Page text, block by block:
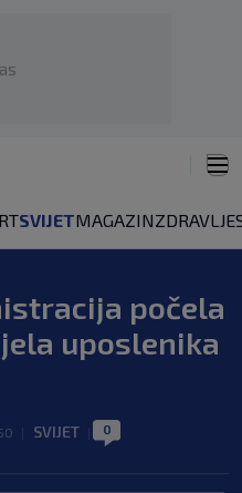
SVIJETMAGAZINZDRAVLJE
počela
uposlenika
SVIJET 0